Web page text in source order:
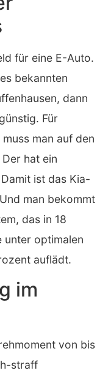
für eine E-Auto.
bekannten
dann
Für
man auf den
hat ein
ist das Kia-
man bekommt
das in 18
unter optimalen
auflädt.
im
von bis
straff